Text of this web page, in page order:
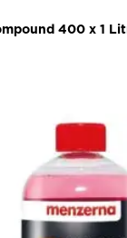
400 x 1